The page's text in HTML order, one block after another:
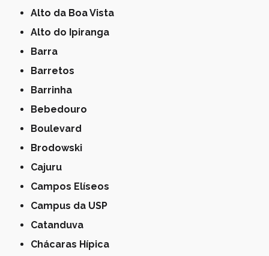
Alto da Boa Vista
Alto do Ipiranga
Barra
Barretos
Barrinha
Bebedouro
Boulevard
Brodowski
Cajuru
Campos Elíseos
Campus da USP
Catanduva
Chácaras Hípica